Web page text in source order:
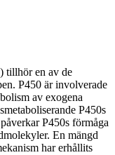
tillhör en av de
P450 är involverade
av exogena
P450s
P450s förmåga
En mängd
har erhållits